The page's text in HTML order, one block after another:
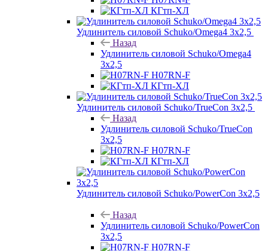
КГтп-ХЛ
Удлинитель силовой Schuko/Omega4 3х2,5
Назад
Удлинитель силовой Schuko/Omega4
3х2,5
H07RN-F
КГтп-ХЛ
Удлинитель силовой Schuko/TrueCon 3х2,5
Назад
Удлинитель силовой Schuko/TrueCon
3х2,5
H07RN-F
КГтп-ХЛ
Удлинитель силовой Schuko/PowerCon 3х2,5
Назад
Удлинитель силовой Schuko/PowerCon
3х2,5
H07RN-F